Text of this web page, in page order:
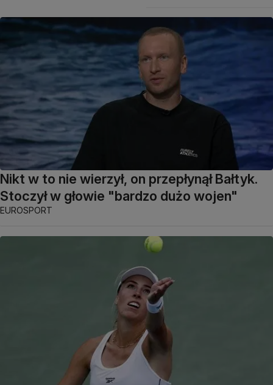
Nikt w to nie wierzył, on przepłynął Bałtyk.
Stoczył w głowie "bardzo dużo wojen"
EUROSPORT